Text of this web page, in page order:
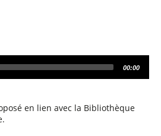
00:00
en lien avec la Bibliothèque